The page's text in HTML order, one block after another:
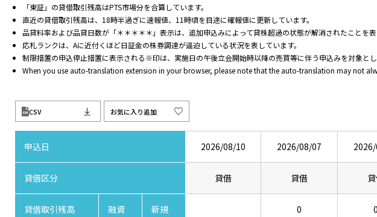
「東証」の貸借取引残高はPTS市場分を合算しています。
直近の貸借取引残高は、18時半過ぎに速報値、11時頃を目途に確報値に更新しています。
品貸料率および品貸日数が「＊＊＊＊＊」表示は、追加申込みによって貸株超過の状態が解消されたことを表
応札ランクは、Aに近付くほど日証金の株券調達が逼迫している状況を表しています。
制限措置の申込停止措置に表示される※印は、実施日の午後立会開始時以降の売買等に伴う申込みを対象と
When you use auto-translation extension in your browser, please note that the auto-translation may not
CSV お気に入り追加
申込日 2026/08/10 2026/08/07
貸借区分 貸借 貸借
貸借取引残高
融資 新規 0 0